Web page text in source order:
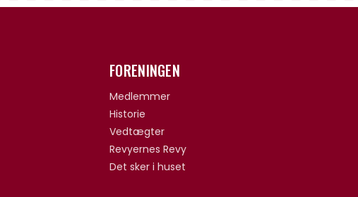
FORENINGEN
Medlemmer
Historie
Vedtægter
Revyernes Revy
Det sker i huset